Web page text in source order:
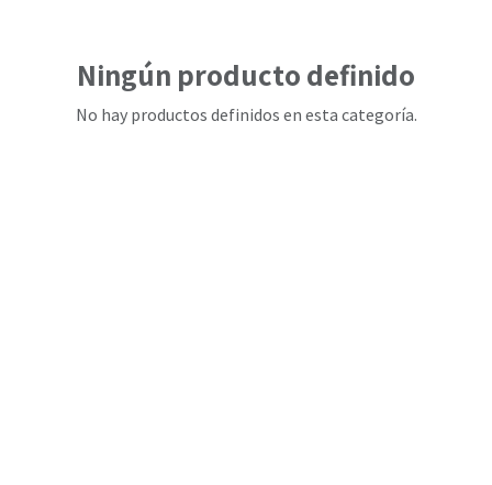
Ningún producto definido
No hay productos definidos en esta categoría.